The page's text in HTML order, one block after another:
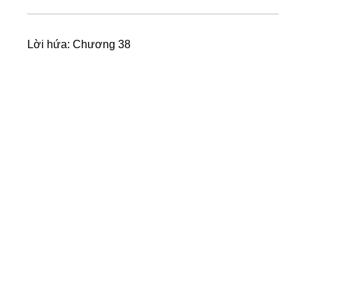
Lời hứa: Chương 38